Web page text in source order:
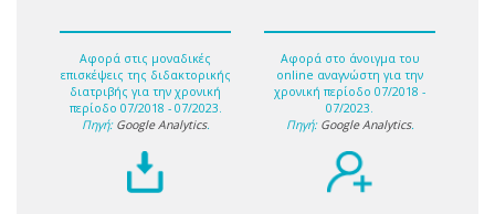
Αφορά στις μοναδικές
επισκέψεις της διδακτορικής
διατριβής για την χρονική
περίοδο 07/2018 - 07/2023.
Πηγή: Google Analytics.
Αφορά στο άνοιγμα του
online αναγνώστη για την
χρονική περίοδο 07/2018 -
07/2023.
Πηγή: Google Analytics.